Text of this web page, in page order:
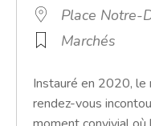
Place Notre-
Marchés
Instauré en 2020, le
rendez-vous